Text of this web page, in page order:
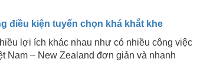
điều kiện tuyển chọn khá khắt khe
lợi ích khác nhau như có nhiều công việc
Nam – New Zealand đơn giản và nhanh